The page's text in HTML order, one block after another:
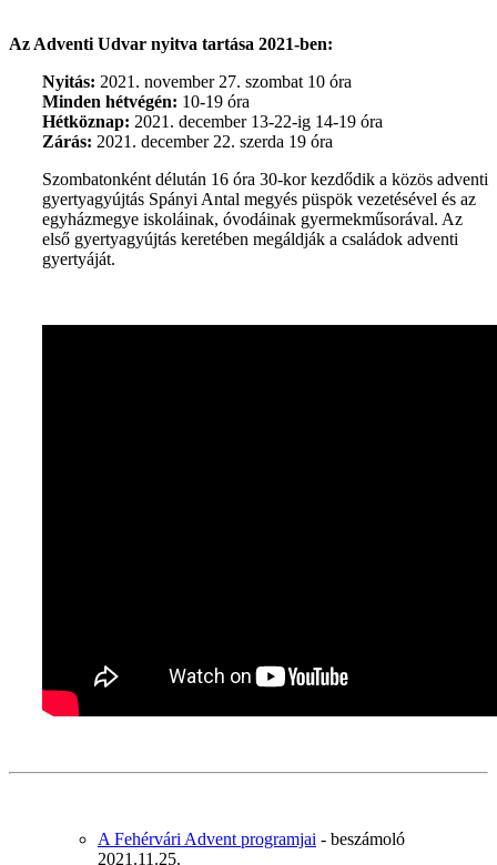
Az Adventi Udvar nyitva tartása 2021-ben:
Nyitás: 2021. november 27. szombat 10 óra
Minden hétvégén: 10-19 óra
Hétköznap: 2021. december 13-22-ig 14-19 óra
Zárás: 2021. december 22. szerda 19 óra
Szombatonként délután 16 óra 30-kor kezdődik a közös adventi
gyertyagyújtás Spányi Antal megyés püspök vezetésével és az
egyházmegye iskoláinak, óvodáinak gyermekműsorával. Az
első gyertyagyújtás keretében megáldják a családok adventi
gyertyáját.
A Fehérvári Advent programjai - beszámoló
2021.11.25.